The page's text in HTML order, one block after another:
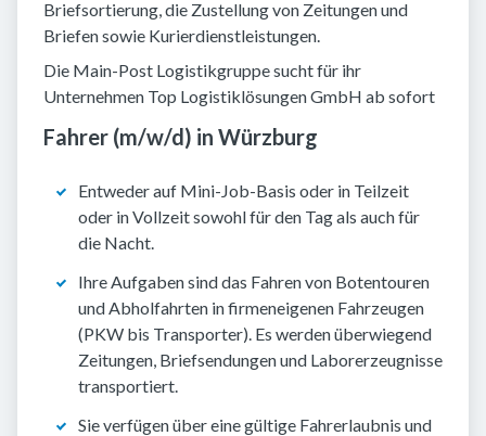
Briefsortierung, die Zustellung von Zeitungen und
Briefen sowie Kurierdienstleistungen.
Die Main-Post Logistikgruppe sucht für ihr
Unternehmen Top Logistiklösungen GmbH ab sofort
Fahrer (m/w/d) in Würzburg
Entweder auf Mini-Job-Basis oder in Teilzeit
oder in Vollzeit sowohl für den Tag als auch für
die Nacht.
Ihre Aufgaben sind das Fahren von Botentouren
und Abholfahrten in firmeneigenen Fahrzeugen
(PKW bis Transporter). Es werden überwiegend
Zeitungen, Briefsendungen und Laborerzeugnisse
transportiert.
Sie verfügen über eine gültige Fahrerlaubnis und